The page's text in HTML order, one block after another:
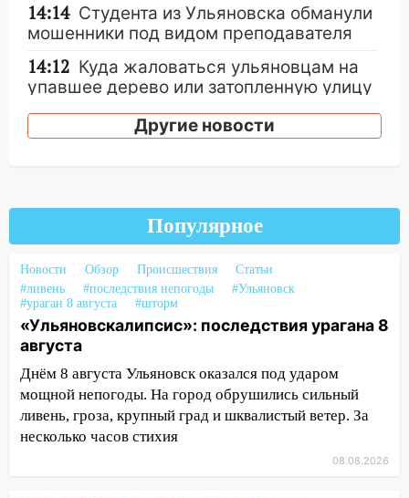
14:14 Студента из Ульяновска обманули
мошенники под видом преподавателя
14:12 Куда жаловаться ульяновцам на
упавшее дерево или затопленную улицу
13:59 В Новом городе ураганным
13:54 В мэрии Ульяновска рассказали,
как устраняют последствия мощного
13:49
Стихия продолжает крушить
Ульяновск: дерево рухнуло на дом на
Орджоникидзе
13:47
ветром вырвало дерево с корнем
13:46 Сильный ветер сорвал крышу с
СТО на проспекте Созидателей
Непогода продолжает бить по
Другие новости
Популярное
Новости Обзор Происшествия
Статьи
#ливень
#последствия непогоды
#Ульяновск
#ураган 8 августа
#шторм
«Ульяновскалипсис»: последствия урагана 8
августа
Днём 8 августа Ульяновск оказался под ударом
мощной непогоды. На город обрушились сильный
ливень, гроза, крупный град и шквалистый ветер. За
несколько часов стихия
08.08.2026